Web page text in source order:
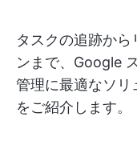
タスクの追跡から
ンまで、Google
管理に最適なソリ
をご紹介します。